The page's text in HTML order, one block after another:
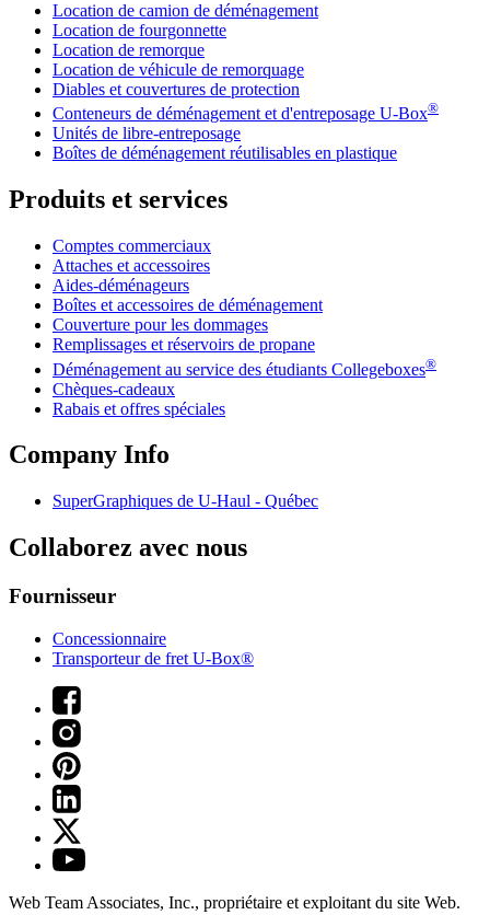
Location de camion de déménagement
Location de fourgonnette
Location de remorque
Location de véhicule de remorquage
Diables et couvertures de protection
Conteneurs de déménagement et d'entreposage U-Box®
Unités de libre-entreposage
Boîtes de déménagement réutilisables en plastique
Produits et services
Comptes commerciaux
Attaches et accessoires
Aides-déménageurs
Boîtes et accessoires de déménagement
Couverture pour les dommages
Remplissages et réservoirs de propane
Déménagement au service des étudiants Collegeboxes®
Chèques-cadeaux
Rabais et offres spéciales
Company Info
SuperGraphiques de U-Haul - Québec
Collaborez avec nous
Fournisseur
Concessionnaire
Transporteur de fret U-Box®
Web Team Associates, Inc., propriétaire et exploitant du site Web.